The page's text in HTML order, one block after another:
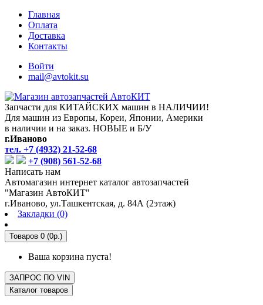
Главная
Оплата
Доставка
Контакты
Войти
mail@avtokit.su
Запчасти для КИТАЙСКИХ машин в НАЛИЧИИ!
Для машин из Европы, Кореи, Японии, Америки
в наличии и на заказ. НОВЫЕ и Б/У
г.Иваново
тел. +7 (4932) 21-52-68
+7 (908) 561-52-68
Написать нам
Автомагазин интернет каталог автозапчастей
"Магазин АвтоКИТ"
г.Иваново, ул.Ташкентская, д. 84А (2этаж)
Закладки (0)
Товаров 0 (0р.)
Ваша корзина пуста!
ЗАПРОС ПО VIN
Каталог товаров